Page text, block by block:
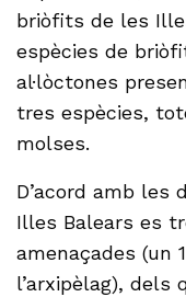
briòfits de les
espècies de
al·lòctones
tres espècies,
molses.
D’acord amb les
Illes Balears es
amenaçades (un
l’arxipèlag), dels